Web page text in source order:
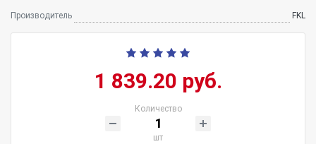
Производитель FKL
1 839.20 руб.
Количество
шт